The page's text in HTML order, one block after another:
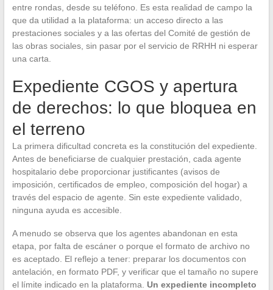
entre rondas, desde su teléfono. Es esta realidad de campo la
que da utilidad a la plataforma: un acceso directo a las
prestaciones sociales y a las ofertas del Comité de gestión de
las obras sociales, sin pasar por el servicio de RRHH ni esperar
una carta.
Expediente CGOS y apertura
de derechos: lo que bloquea en
el terreno
La primera dificultad concreta es la constitución del expediente.
Antes de beneficiarse de cualquier prestación, cada agente
hospitalario debe proporcionar justificantes (avisos de
imposición, certificados de empleo, composición del hogar) a
través del espacio de agente. Sin este expediente validado,
ninguna ayuda es accesible.
A menudo se observa que los agentes abandonan en esta
etapa, por falta de escáner o porque el formato de archivo no
es aceptado. El reflejo a tener: preparar los documentos con
antelación, en formato PDF, y verificar que el tamaño no supere
el límite indicado en la plataforma. Un expediente incompleto